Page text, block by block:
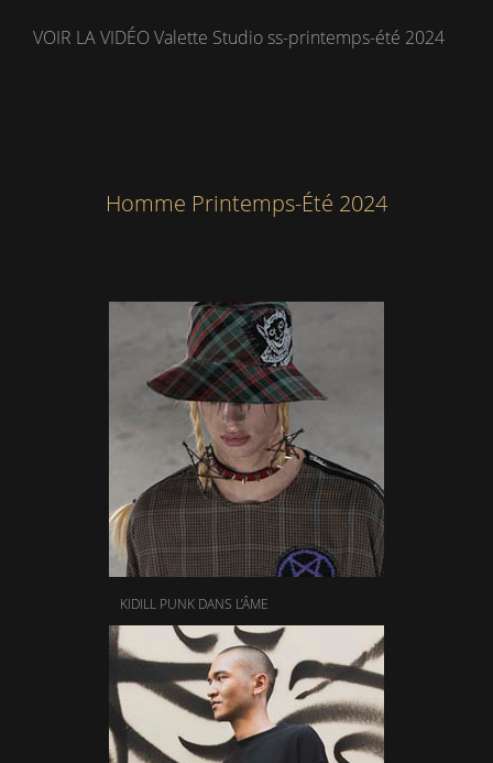
VOIR LA VIDÉO Valette Studio ss-printemps-été 2024
Homme Printemps-Été 2024
KIDILL PUNK DANS L’ÂME